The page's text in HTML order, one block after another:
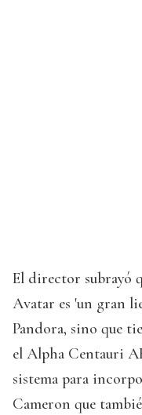
El director subrayó
Avatar es 'un gran
Pandora, sino que
el Alpha Centauri
sistema para
Cameron que